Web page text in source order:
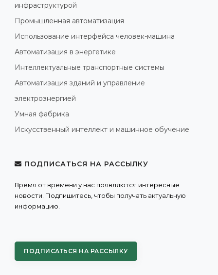
инфраструктурой
Промышленная автоматизация
Использование интерфейса человек-машина
Автоматизация в энергетике
Интеллектуальные транспортные системы
Автоматизация зданий и управление
электроэнергией
Умная фабрика
Искусственный интеллект и машинное обучение
ПОДПИСАТЬСЯ НА РАССЫЛКУ
Время от времени у нас появляются интересные
новости. Подпишитесь, чтобы получать актуальную
информацию.
ПОДПИСАТЬСЯ НА РАССЫЛКУ